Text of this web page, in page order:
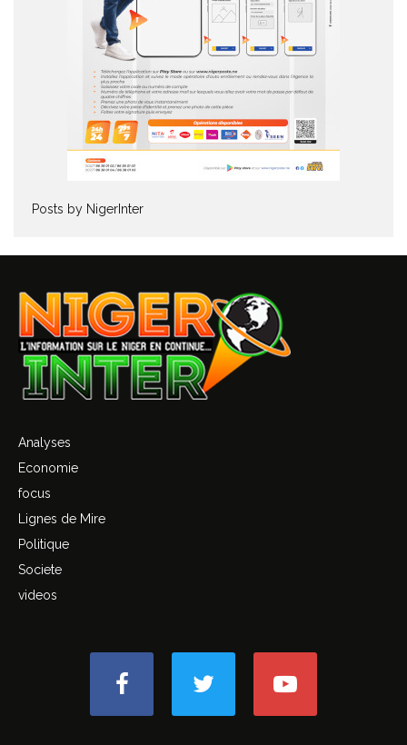
Posts by NigerInter
Analyses
Economie
focus
Lignes de Mire
Politique
Societe
videos